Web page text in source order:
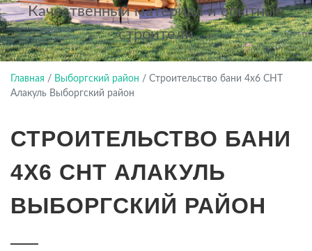
Качественный материал и опытные
строители
Главная / Выборгский район / Строительство бани 4х6 СНТ
Алакуль Выборгский район
СТРОИТЕЛЬСТВО БАНИ
4Х6 СНТ АЛАКУЛЬ
ВЫБОРГСКИЙ РАЙОН